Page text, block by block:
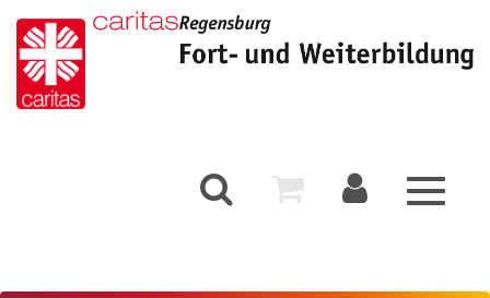
Toggle